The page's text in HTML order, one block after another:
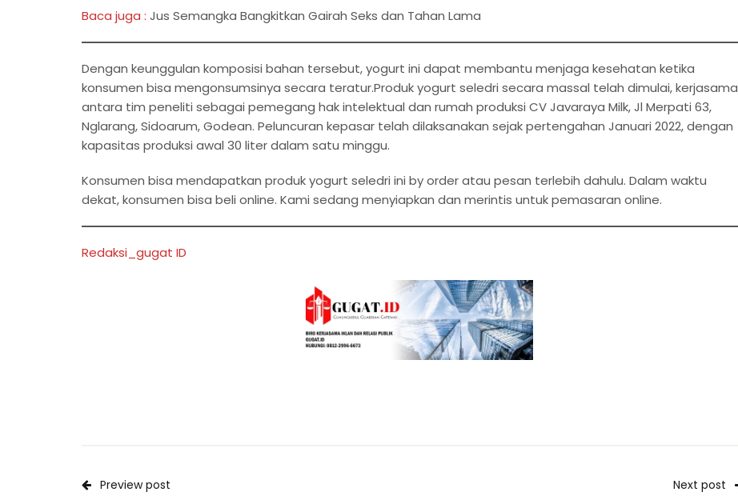
Baca juga : Jus Semangka Bangkitkan Gairah Seks dan Tahan Lama
Dengan keunggulan komposisi bahan tersebut, yogurt ini dapat membantu menjaga kesehatan ketika
konsumen bisa mengonsumsinya secara teratur.Produk yogurt seledri secara massal telah dimulai, kerjasama
antara tim peneliti sebagai pemegang hak intelektual dan rumah produksi CV Javaraya Milk, Jl Merpati 63,
Nglarang, Sidoarum, Godean. Peluncuran kepasar telah dilaksanakan sejak pertengahan Januari 2022, dengan
kapasitas produksi awal 30 liter dalam satu minggu.
Konsumen bisa mendapatkan produk yogurt seledri ini by order atau pesan terlebih dahulu. Dalam waktu
dekat, konsumen bisa beli online. Kami sedang menyiapkan dan merintis untuk pemasaran online.
Redaksi_gugat ID
Preview post Next post